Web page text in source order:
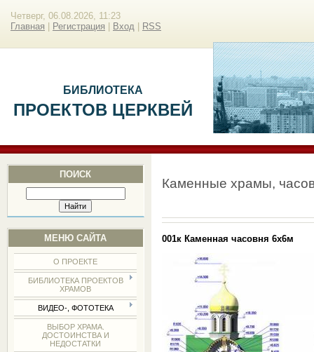
Четверг, 06.08.2026, 11:23
Главная
Регистрация Вход RSS
БИБЛИОТЕКА
ПРОЕКТОВ ЦЕРКВЕЙ
ПОИСК
МЕНЮ САЙТА
О ПРОЕКТЕ
БИБЛИОТЕКА ПРОЕКТОВ
ХРАМОВ
ВИДЕО-, ФОТОТЕКА
ВЫБОР ХРАМА.
ДОСТОИНСТВА И
НЕДОСТАТКИ
Каменные храмы,
001к Каменная часовня 6х6м